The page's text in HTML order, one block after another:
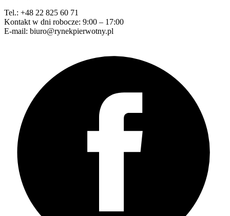
Tel.: +48 22 825 60 71
Kontakt w dni robocze: 9:00 – 17:00
E-mail: biuro@rynekpierwotny.pl